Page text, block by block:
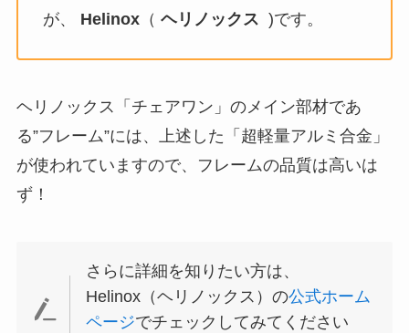
が、 Helinox（ ヘリノックス )です。
ヘリノックス「チェアワン」のメイン部材であ
る”フレーム”には、上述した「超軽量アルミ合金」
が使われていますので、フレームの品質は高いは
ず！
さらに詳細を知りたい方は、
Helinox（ヘリノックス）の公式ホーム
ページでチェックしてみてください